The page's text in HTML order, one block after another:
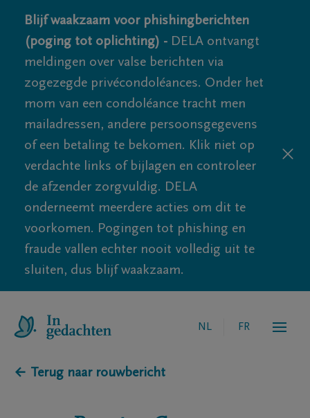
Blijf waakzaam voor phishingberichten
(poging tot oplichting) - DELA ontvangt
meldingen over valse berichten via
zogezegde privécondoléances. Onder het
mom van een condoléance tracht men
mailadressen, andere persoonsgegevens
of een betaling te bekomen. Klik niet op
verdachte links of bijlagen en controleer
de afzender zorgvuldig. DELA
onderneemt meerdere acties om dit te
voorkomen. Pogingen tot phishing en
fraude vallen echter nooit volledig uit te
sluiten, dus blijf waakzaam.
NL FR
← Terug naar rouwbericht